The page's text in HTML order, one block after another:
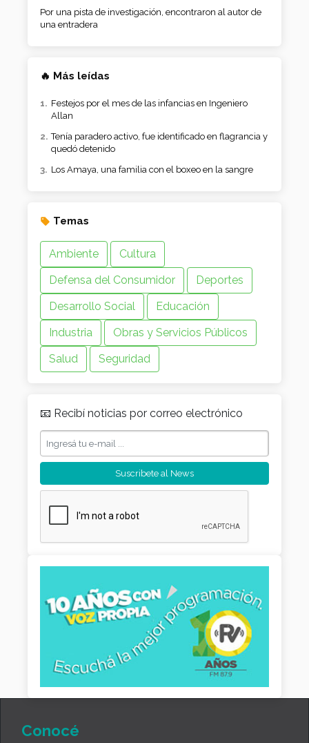
Por una pista de investigación, encontraron al autor de
una entradera
🔥 Más leídas
Festejos por el mes de las infancias en Ingeniero
Allan
Tenía paradero activo, fue identificado en flagrancia y
quedó detenido
Los Amaya, una familia con el boxeo en la sangre
Temas
Ambiente
Cultura
Defensa del Consumidor
Deportes
Desarrollo Social
Educación
Industria
Obras y Servicios Públicos
Salud
Seguridad
📧 Recibí noticias por correo electrónico
Conocé